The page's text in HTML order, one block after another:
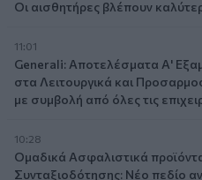
Οι αισθητήρες βλέπουν
11:01
Generali: Αποτελέσματα Α'
στα Λειτουργικά και
με συμβολή από όλες τις
10:28
Ομαδικά Ασφαλιστικά
Συνταξιοδότησης: Νέο πεδίο